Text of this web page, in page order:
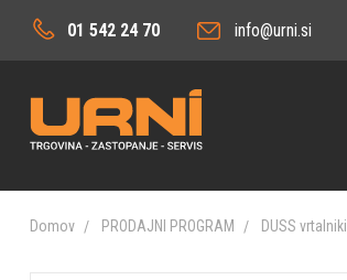
01 542 24 70 info@urni.si
Domov PRODAJNI PROGRAM DUSS vrtalniki